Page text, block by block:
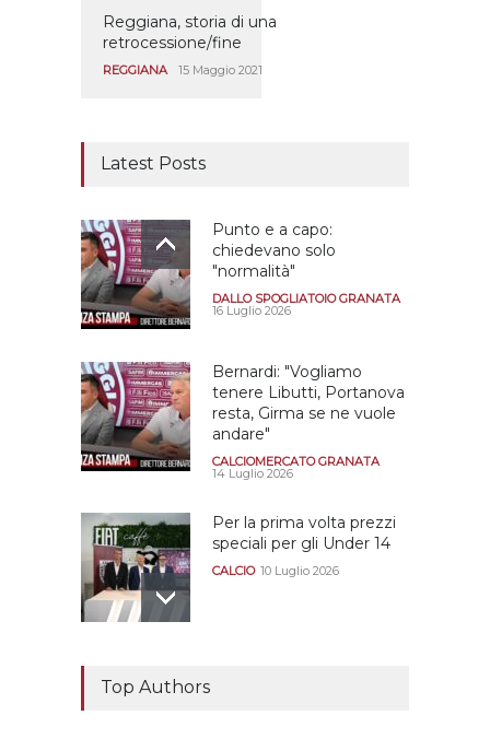
Reggiana, storia di una
retrocessione/fine
REGGIANA 15 Maggio 2021
Latest Posts
Punto e a capo:
chiedevano solo
"normalità"
DALLO SPOGLIATOIO GRANATA
16 Luglio 2026
Bernardi: "Vogliamo
tenere Libutti, Portanova
resta, Girma se ne vuole
andare"
CALCIOMERCATO GRANATA
14 Luglio 2026
Per la prima volta prezzi
speciali per gli Under 14
CALCIO 10 Luglio 2026
Top Authors